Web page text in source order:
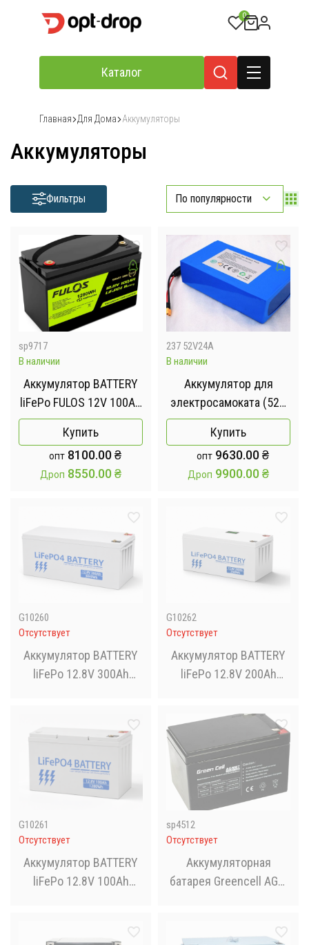
0
Каталог
Главная Для Дома Аккумуляторы
Аккумуляторы
Фильтры По популярности
sp9717
В наличии
Аккумулятор BATTERY
liFePo FULOS 12V 100Ah
для дома, квартиры,
ИБП и солнечных
электростанций
Купить
опт 8100.00₴
Дроп 8550.00₴
237 52V24A
В наличии
Аккумулятор для
электросамоката (52V,
24Ah) Li-Oh
Купить
опт 9630.00₴
Дроп 9900.00₴
G10260
Отсутствует
Аккумулятор BATTERY
liFePo 12.8V 300Ah
G10262
Отсутствует
Аккумулятор BATTERY
liFePo 12.8V 200Ah
квартиры, ИБП и
электростанций
G10261
Отсутствует
Аккумулятор BATTERY
liFePo 12.8V 100Ah
солнечных
sp4512
Отсутствует
Аккумуляторная
батарея Greencell AGM